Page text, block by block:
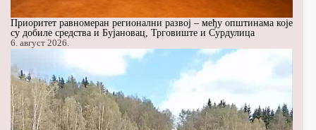
Приоритет равномеран регионални развој – међу општинама које
су добиле средства и Бујановац, Трговиште и Сурдулица
6. август 2026.